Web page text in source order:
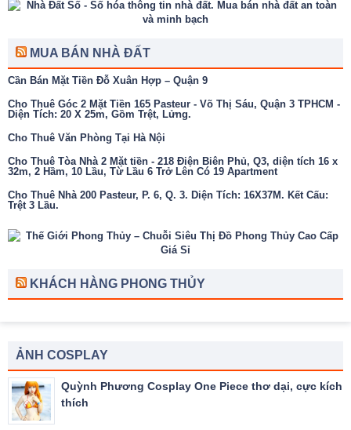
MUA BÁN NHÀ ĐẤT
Cần Bán Mặt Tiền Đỗ Xuân Hợp – Quận 9
Cho Thuê Góc 2 Mặt Tiền 165 Pasteur - Võ Thị Sáu, Quận 3 TPHCM -
Diện Tích: 20 X 25m, Gồm Trệt, Lửng.
Cho Thuê Văn Phòng Tại Hà Nội
Cho Thuê Tòa Nhà 2 Mặt tiền - 218 Điện Biên Phủ, Q3, diện tích 16 x
32m, 2 Hầm, 10 Lầu, Từ Lầu 6 Trở Lên Có 19 Apartment
Cho Thuê Nhà 200 Pasteur, P. 6, Q. 3. Diện Tích: 16X37M. Kết Cấu:
Trệt 3 Lầu.
KHÁCH HÀNG PHONG THỦY
ẢNH COSPLAY
Quỳnh Phương Cosplay One Piece thơ dại, cực kích
thích